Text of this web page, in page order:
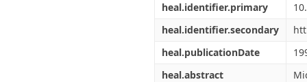
heal.identifier.primary
heal.identifier.secondary
heal.publicationDate
heal.abstract